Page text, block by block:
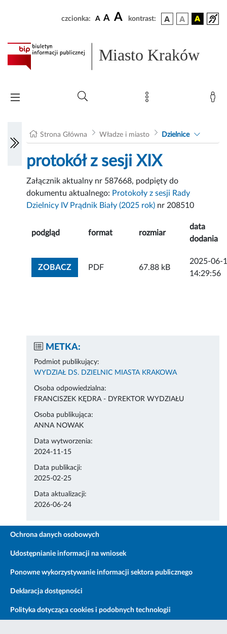
czcionka: A A A kontrast:
Miasto Kraków
Strona Główna Władze i miasto Dzielnice
protokół z sesji XIX
Załącznik aktualny nr 587668, podpięty do
dokumentu aktualnego: Protokoły z sesji Rady
Dzielnicy IV Prądnik Biały (2025 rok) nr 208510
podgląd format rozmiar
data
dodania
ZOBACZZOBACZ ZAŁĄCZNIK
PDF 67.88 kB
2025-06-
14:29:56
METKA:
Podmiot publikujący:
WYDZIAŁ DS. DZIELNIC MIASTA KRAKOWA
Osoba odpowiedzialna:
FRANCISZEK KĘDRA - DYREKTOR WYDZIAŁU
Osoba publikująca:
ANNA NOWAK
Data wytworzenia:
2024-11-15
Data publikacji:
2025-02-25
Data aktualizacji:
2026-06-24
Ochrona danych osobowych
Udostępnianie informacji na wniosek
Ponowne wykorzystywanie informacji sektora publicznego
Deklaracja dostępności
Polityka dotycząca cookies i podobnych technologii